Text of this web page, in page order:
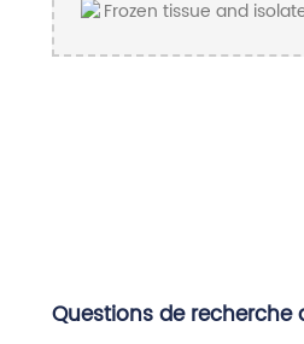
Questions de recherche